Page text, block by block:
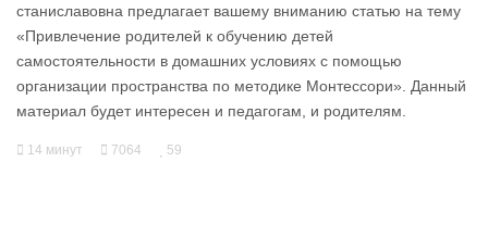
станиславовна предлагает вашему вниманию статью на тему
«Привлечение родителей к обучению детей
самостоятельности в домашних условиях с помощью
организации пространства по методике Монтессори». Данный
материал будет интересен и педагогам, и родителям.
14 минут 7064 59